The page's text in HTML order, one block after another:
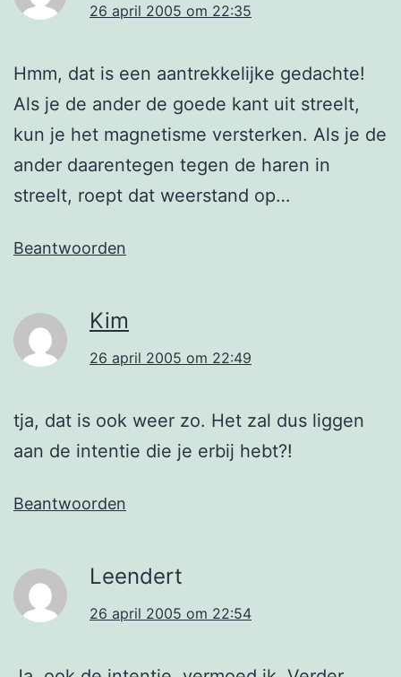
26 april 2005 om 22:35
Hmm, dat is een aantrekkelijke gedachte!
Als je de ander de goede kant uit streelt,
kun je het magnetisme versterken. Als je de
ander daarentegen tegen de haren in
streelt, roept dat weerstand op…
Beantwoorden
Kim
26 april 2005 om 22:49
tja, dat is ook weer zo. Het zal dus liggen
aan de intentie die je erbij hebt?!
Beantwoorden
Leendert
26 april 2005 om 22:54